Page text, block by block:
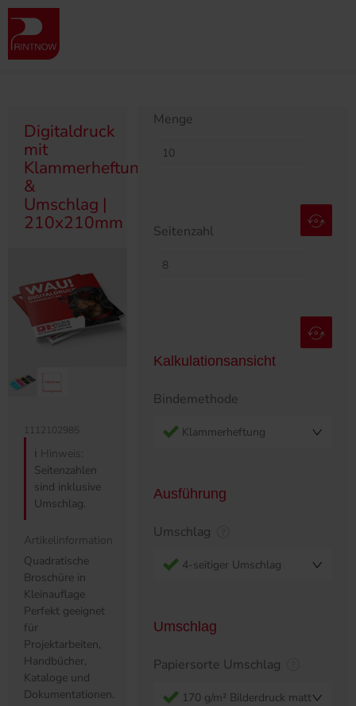
Produktübersicht
Digitaldruck Klammerheftung
Digitaldruck mit Klammerheftung & Umschlag | 210x210mm
Digitaldruck
mit
Klammerheftung
&
Umschlag |
210x210mm
1112102985
ℹ️ Hinweis:
Seitenzahlen
sind inklusive
Umschlag.
Artikelinformation
Quadratische
Broschüre in
Kleinauflage
Perfekt geeignet
für
Projektarbeiten,
Handbücher,
Kataloge und
Dokumentationen.
Menge
Seitenzahl
Kalkulationsansicht
Bindemethode
Klammerheftung
Ausführung
Umschlag
4-seitiger Umschlag
Umschlag
Papiersorte Umschlag
170 g/m² Bilderdruck matt